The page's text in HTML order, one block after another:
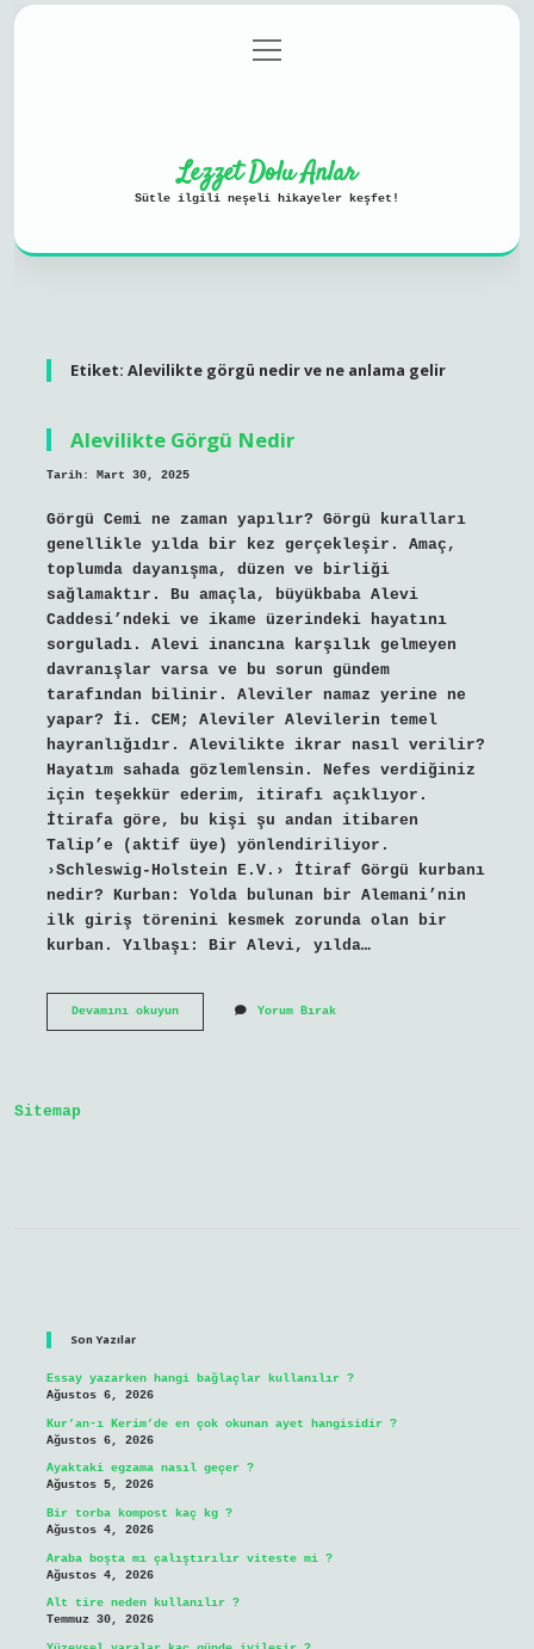
Gizlilik Politikası
menüyü
aç
Lezzet Dolu Anlar
Sütle ilgili neşeli hikayeler keşfet!
Etiket: Alevilikte görgü nedir ve ne anlama gelir
Alevilikte Görgü Nedir
Tarih: Mart 30, 2025
Görgü Cemi ne zaman yapılır? Görgü kuralları
genellikle yılda bir kez gerçekleşir. Amaç,
toplumda dayanışma, düzen ve birliği
sağlamaktır. Bu amaçla, büyükbaba Alevi
Caddesi’ndeki ve ikame üzerindeki hayatını
sorguladı. Alevi inancına karşılık gelmeyen
davranışlar varsa ve bu sorun gündem
tarafından bilinir. Aleviler namaz yerine ne
yapar? İi. CEM; Aleviler Alevilerin temel
hayranlığıdır. Alevilikte ikrar nasıl verilir?
Hayatım sahada gözlemlensin. Nefes verdiğiniz
için teşekkür ederim, itirafı açıklıyor.
İtirafa göre, bu kişi şu andan itibaren
Talip’e (aktif üye) yönlendiriliyor.
›Schleswig-Holstein E.V.› İtiraf Görgü kurbanı
nedir? Kurban: Yolda bulunan bir Alemani’nin
ilk giriş törenini kesmek zorunda olan bir
kurban. Yılbaşı: Bir Alevi, yılda…
Devamını okuyunAlevilikte
Yorum Bırak
Sitemap
Son Yazılar
Essay yazarken hangi bağlaçlar kullanılır ?
Ağustos 6, 2026
Kur’an-ı Kerim’de en çok okunan ayet hangisidir ?
Ağustos 6, 2026
Ayaktaki egzama nasıl geçer ?
Ağustos 5, 2026
Bir torba kompost kaç kg ?
Ağustos 4, 2026
Araba boşta mı çalıştırılır viteste mi ?
Ağustos 4, 2026
Alt tire neden kullanılır ?
Temmuz 30, 2026